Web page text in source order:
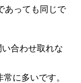
あっても同じで
合わせ取れな
に多いです。